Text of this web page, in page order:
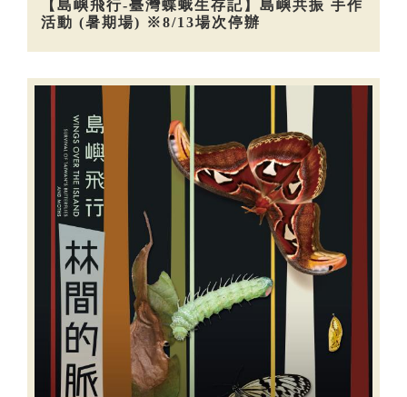
【島嶼飛行-臺灣蝶蛾生存記】島嶼共振 手作
活動 (暑期場) ※8/13場次停辦